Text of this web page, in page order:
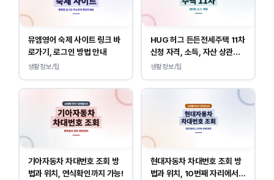
뮤엠영어 숙제 사이트 링크 바
로가기, 로그인 방법 안내
생활정보/팁
HUG 허그 든든전세주택 11차
신청 자격, 소득, 자산 상관없
이 가능합니다.
생활정보/팁
기아자동차 차대번호 조회 방
법과 위치, 연식확인까지 가능!
현대자동차 차대번호 조회 방
법과 위치, 10번째 자리에서